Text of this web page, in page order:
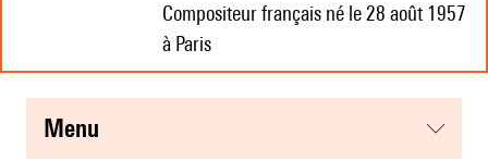
Compositeur français né le 28 août 1957
à Paris
menu